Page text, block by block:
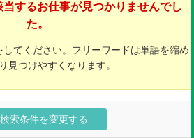
するお仕事が見つかりませんでし
た。
てください。フリーワードは単語を縮め
見つけやすくなります。
検索条件を変更する